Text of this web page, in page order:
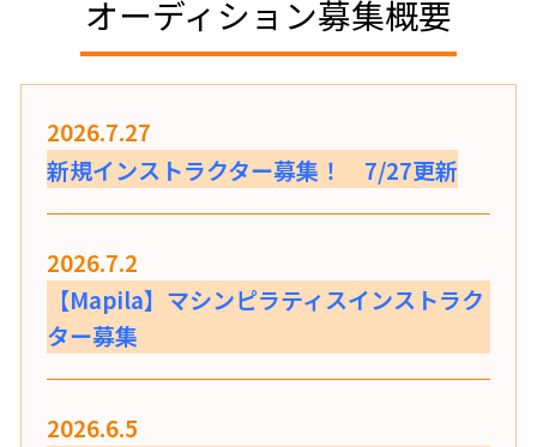
オーディション募集概要
2026.7.27
新規インストラクター募集！ 7/27更新
2026.7.2
【Mapila】マシンピラティスインストラク
ター募集
2026.6.5